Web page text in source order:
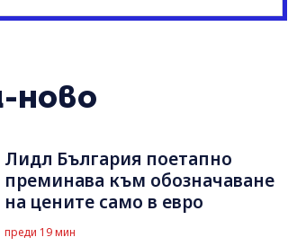
ново
Лидл България поетапно
преминава към обозначаване
на цените само в евро
преди 19 мин